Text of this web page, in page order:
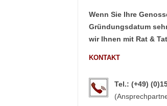
Wenn Sie Ihre
Gründungsdatum
wir Ihnen mit Rat &
KONTAKT
Tel.: (+49)